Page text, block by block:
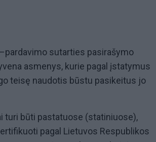
sutarties pasirašymo
asmenys, kurie pagal įstatymus
teisę naudotis būstu pasikeitus jo
turi būti pastatuose (statiniuose),
pagal Lietuvos Respublikos